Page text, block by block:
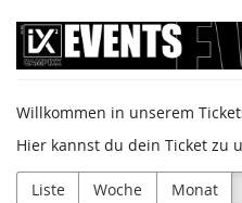
Zum
Haupt-
Inhalt
Sumago
GmbH
/
Campixx
Willkommen in unserem
Hier kannst du dein Ticket zu
Liste Woche Monat